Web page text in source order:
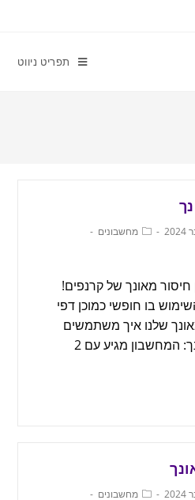
תפריט ניווט
מחשבונים
מאונך של קרנפים!
בו חופשי כמוכן דפי
שלנו איך משתמשים
במחשבון החיסור במאונך: המחשבון מגיע עם 2
מחשבונים